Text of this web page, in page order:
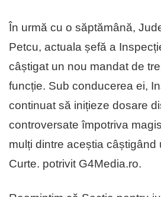
În urmă cu o săptămână,
Petcu, actuala șefă a
câștigat un nou mandat de
funcție. Sub conducerea ei,
continuat să inițieze dosare
controversate împotriva
mulți dintre aceștia câștigând
Curte. potrivit G4Media.ro.